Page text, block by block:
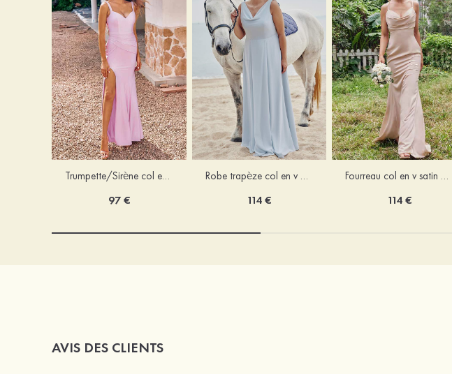
Trumpette/Sirène col en v jersey ras du sol robe de demoiselle d'honneur
97 €
Robe trapèze col en v mousseline ras du sol robe de demoiselle d'honneur
114 €
Fourreau col en v satin extensible ras du sol robe de demoiselle d'honneur
114 €
AVIS DES CLIENTS